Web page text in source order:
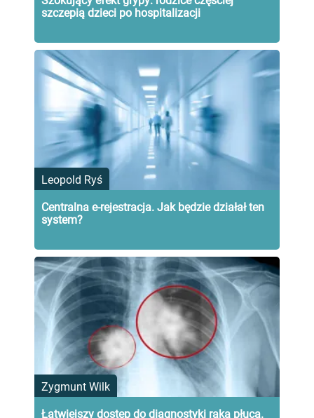
szczepią dzieci po hospitalizacji
Leopold Ryś
Centralna e-rejestracja. Jak będzie działał ten
system?
Zygmunt Wilk
Łatwiejszy dostęp do diagnostyki raka płuca.